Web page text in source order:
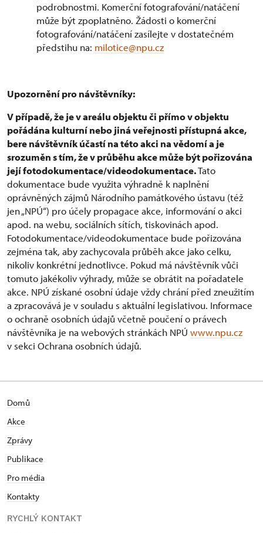
podrobnostmi. Komerční fotografování/natáčení
může být zpoplatněno. Žádosti o komerční
fotografování/natáčení zasílejte v dostatečném
předstihu na: milotice@npu.cz
Upozornění pro návštěvníky:
V případě, že je v areálu objektu či přímo v objektu
pořádána kulturní nebo jiná veřejnosti přístupná akce,
bere návštěvník účastí na této akci na vědomí a je
srozuměn s tím, že v průběhu akce může být pořizována
její fotodokumentace/videodokumentace.Tato
dokumentace bude využita výhradně k naplnění
oprávněných zájmů Národního památkového ústavu (též
jen „NPÚ“) pro účely propagace akce, informování o akci
apod. na webu, sociálních sítích, tiskovinách apod.
Fotodokumentace/videodokumentace bude pořizována
zejména tak, aby zachycovala průběh akce jako celku,
nikoliv konkrétní jednotlivce. Pokud má návštěvník vůči
tomuto jakékoliv výhrady, může se obrátit na pořadatele
akce. NPÚ získané osobní údaje vždy chrání před zneužitím
a zpracovává je v souladu s aktuální legislativou. Informace
o ochraně osobních údajů včetně poučení o právech
návštěvníka je na webových stránkách NPÚ www.npu.cz
v sekci Ochrana osobních údajů.
Domů
Akce
Zprávy
Publikace
Pro média
Kontakty
RYCHLÝ KONTAKT